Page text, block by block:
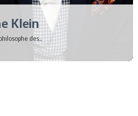
Klein
des...